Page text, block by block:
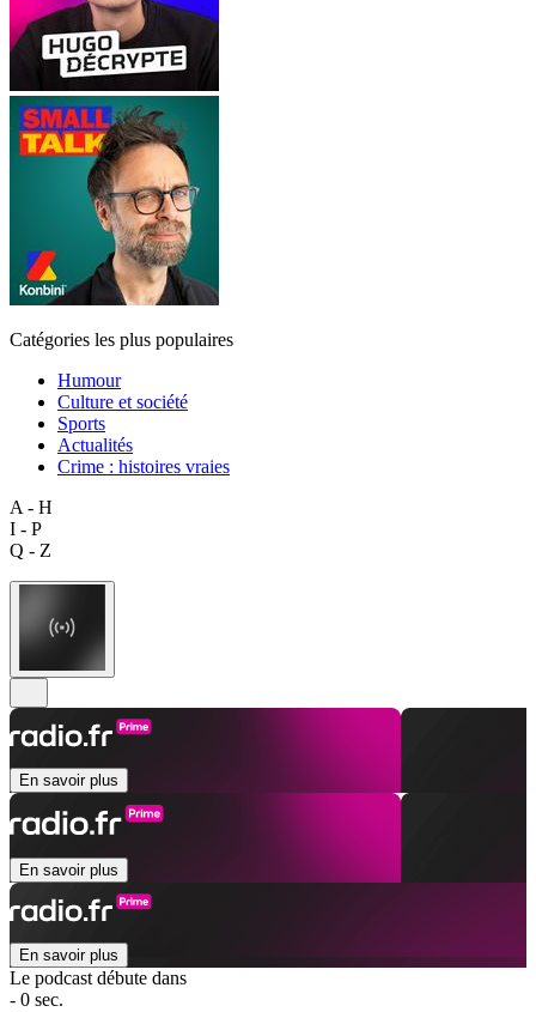
Catégories les plus populaires
Humour
Culture et société
Sports
Actualités
Crime : histoires vraies
A - H
I - P
Q - Z
En savoir plus
En savoir plus
En savoir plus
Le podcast débute dans
- 0 sec.